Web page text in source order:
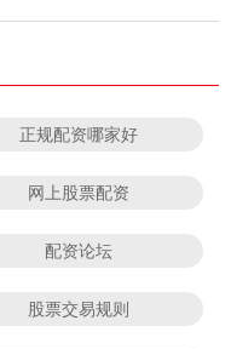
正规配资哪家好
网上股票配资
配资论坛
股票交易规则